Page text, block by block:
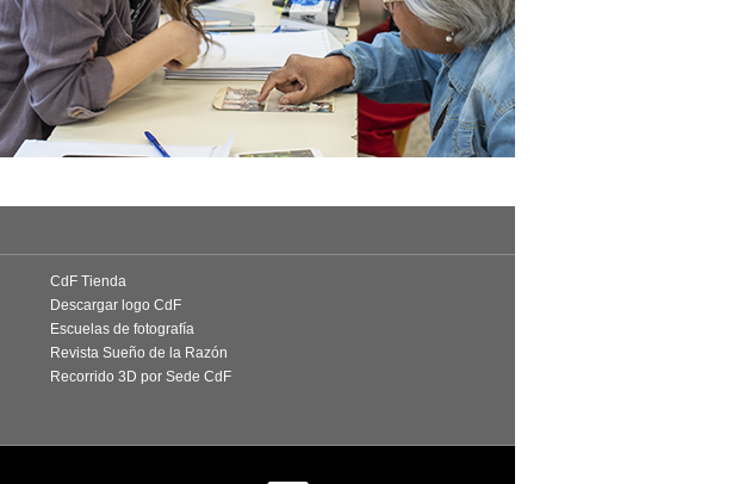
CdF Tienda
Descargar logo CdF
Escuelas de fotografía
Revista Sueño de la Razón
Recorrido 3D por Sede CdF